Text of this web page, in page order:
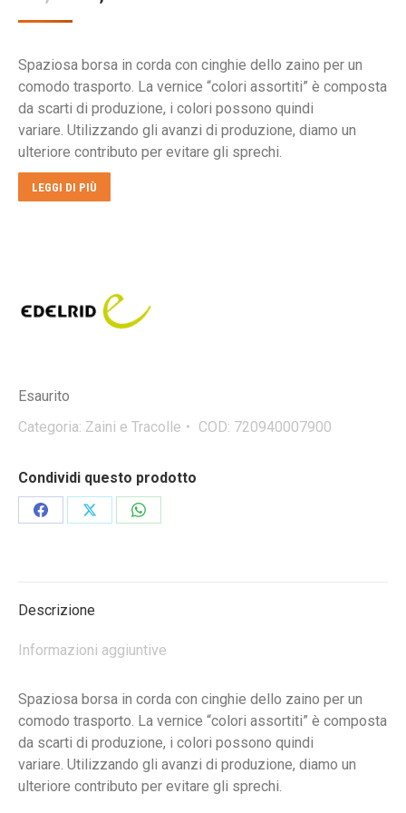
prezzo
era:
€45,00.
è:
€40,50.
Spaziosa borsa in corda con cinghie dello zaino per un
comodo trasporto. La vernice “colori assortiti” è composta
da scarti di produzione, i colori possono quindi
variare. Utilizzando gli avanzi di produzione, diamo un
ulteriore contributo per evitare gli sprechi.
LEGGI DI PIÙ
Esaurito
Categoria: Zaini e Tracolle COD: 720940007900
Condividi questo prodotto
CondividiCondividiCondividi
Descrizione
Informazioni aggiuntive
Spaziosa borsa in corda con cinghie dello zaino per un
comodo trasporto. La vernice “colori assortiti” è composta
da scarti di produzione, i colori possono quindi
variare. Utilizzando gli avanzi di produzione, diamo un
ulteriore contributo per evitare gli sprechi.